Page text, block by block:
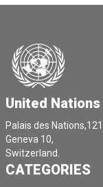
United
Palais des
Geneva 10,
Switzerland.
CATEGORIES